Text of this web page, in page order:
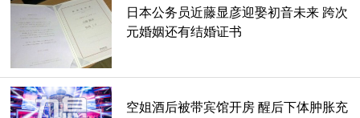
日本公务员近藤显彦迎娶初音未来 跨次
元婚姻还有结婚证书
空姐酒后被带宾馆开房 醒后下体肿胀充